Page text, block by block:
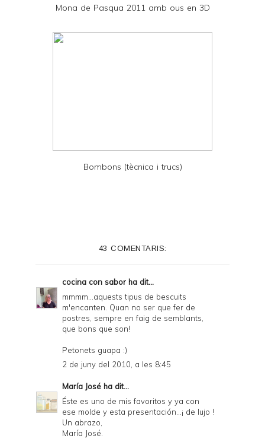
Mona de Pasqua 2011 amb ous en 3D
Bombons (tècnica i trucs)
43 COMENTARIS:
cocina con sabor ha dit...
mmmm...aquests tipus de bescuits
m'encanten. Quan no ser que fer de
postres, sempre en faig de semblants,
que bons que son!
Petonets guapa :)
2 de juny del 2010, a les 8:45
María José ha dit...
Éste es uno de mis favoritos y ya con
ese molde y esta presentación...¡ de lujo !
Un abrazo,
María José.